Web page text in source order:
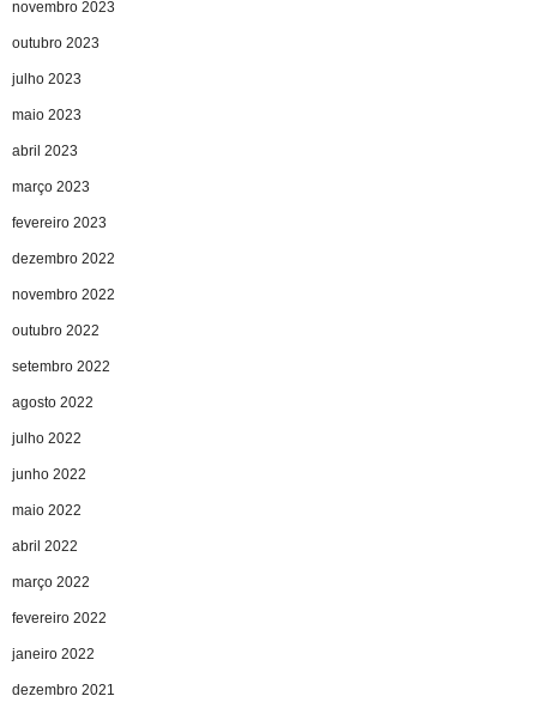
novembro 2023
outubro 2023
julho 2023
maio 2023
abril 2023
março 2023
fevereiro 2023
dezembro 2022
novembro 2022
outubro 2022
setembro 2022
agosto 2022
julho 2022
junho 2022
maio 2022
abril 2022
março 2022
fevereiro 2022
janeiro 2022
dezembro 2021